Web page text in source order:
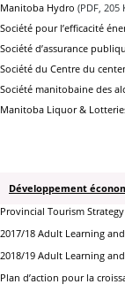
Manitoba Hydro (PDF,
Société pour l’efficacité
Société d’assurance
Société du Centre du
Société manitobaine des
Manitoba Liquor &
Développement
Provincial Tourism
2017/18 Adult Learning
2018/19 Adult Learning
Plan d’action pour la